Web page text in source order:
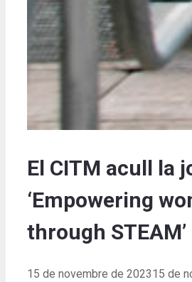
El CITM acull la
‘Empowering
through STEAM’
15 de novembre de 202315 de